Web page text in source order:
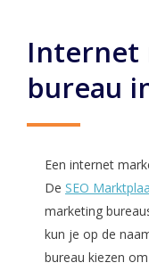
Internet
bureau
Een internet
De SEO
marketing
kun je op de
bureau kiezen